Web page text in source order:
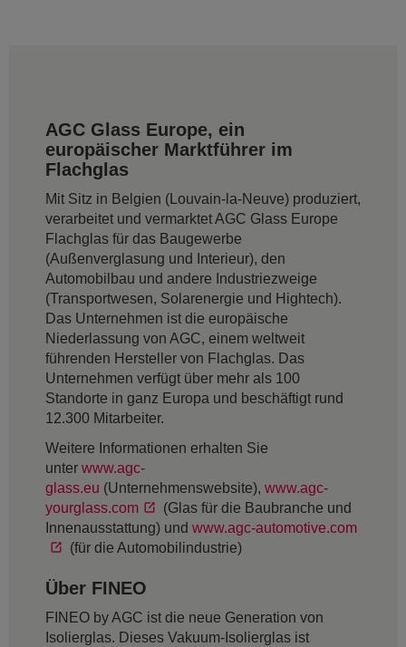
AGC Glass Europe, ein
europäischer Marktführer im
Flachglas
Mit Sitz in Belgien (Louvain-la-Neuve) produziert,
verarbeitet und vermarktet AGC Glass Europe
Flachglas für das Baugewerbe
(Außenverglasung und Interieur), den
Automobilbau und andere Industriezweige
(Transportwesen, Solarenergie und Hightech).
Das Unternehmen ist die europäische
Niederlassung von AGC, einem weltweit
führenden Hersteller von Flachglas. Das
Unternehmen verfügt über mehr als 100
Standorte in ganz Europa und beschäftigt rund
12.300 Mitarbeiter.
Weitere Informationen erhalten Sie
unter www.agc-
glass.eu (Unternehmenswebsite), www.agc-
yourglass.com
(Glas für die Baubranche und
Innenausstattung) und www.agc-automotive.com
(für die Automobilindustrie)
Über FINEO
FINEO by AGC ist die neue Generation von
Isolierglas. Dieses Vakuum-Isolierglas ist